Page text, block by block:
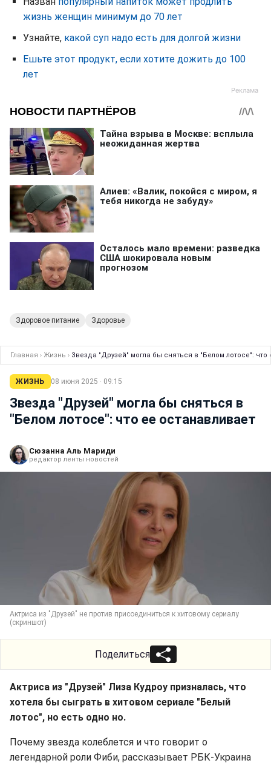
жизнь женщин минимум до 70 лет
Узнайте, какой суп надо есть для долгой жизни
Ешьте этот продукт, если хотите дожить до 100
лет
Здоровое питание Здоровье
Главная › Жизнь › Звезда "Друзей" могла бы сняться в "Белом лотосе": что
ЖИЗНЬ 08 июня 2025 · 09:15
Звезда "Друзей" могла бы сняться в
"Белом лотосе": что ее останавливает
Сюзанна Аль Мариди
редактор ленты новостей
Актриса из "Друзей" не против присоединиться к хитовому сериалу
(скриншот)
Поделиться
Актриса из "Друзей" Лиза Кудроу призналась, что
хотела бы сыграть в хитовом сериале "Белый
лотос", но есть одно но.
Почему звезда колеблется и что говорит о
легендарной роли Фиби, рассказывает РБК-Украина